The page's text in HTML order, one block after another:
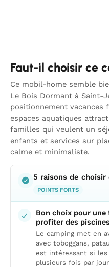
Faut-il choisir ce
Ce mobil-home semble
Le Bois Dormant à Saint-
positionnement vacances
espaces aquatiques
familles qui veulent un
enfants et services sur
calme et minimaliste.
5 raisons de choisir
POINTS FORTS
Bon choix pour
profiter des
Le camping met en
avec toboggans,
est intéressant si
plusieurs fois par